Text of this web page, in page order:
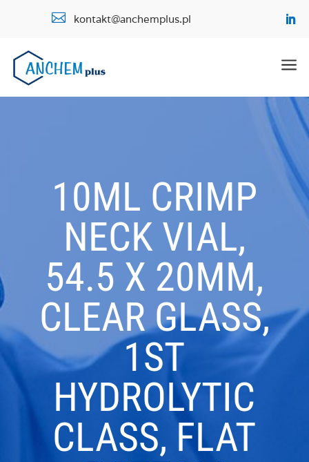
 kontakt@anchemplus.pl
a
10ML CRIMP
NECK VIAL,
54.5 X 20MM,
CLEAR GLASS,
1ST
HYDROLYTIC
CLASS, FLAT